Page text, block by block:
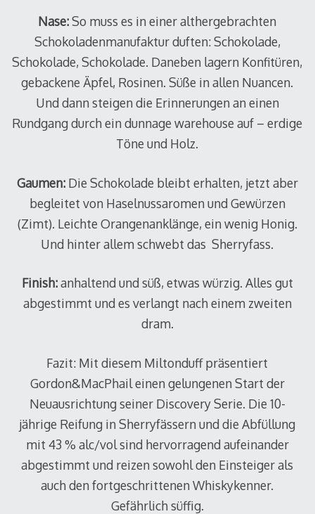
Nase:So muss es in einer althergebrachten
Schokoladenmanufaktur duften: Schokolade,
Schokolade, Schokolade. Daneben lagern Konfitüren,
gebackene Äpfel, Rosinen. Süße in allen Nuancen.
Und dann steigen die Erinnerungen an einen
Rundgang durch ein dunnage warehouse auf – erdige
Töne und Holz.
Gaumen: Die Schokolade bleibt erhalten, jetzt aber
begleitet von Haselnussaromen und Gewürzen
(Zimt). Leichte Orangenanklänge, ein wenig Honig.
Und hinter allem schwebt das Sherryfass.
Finish:anhaltend und süß, etwas würzig. Alles gut
abgestimmt und es verlangt nach einem zweiten
dram.
Fazit: Mit diesem Miltonduff präsentiert
Gordon&MacPhail einen gelungenen Start der
Neuausrichtung seiner Discovery Serie. Die 10-
jährige Reifung in Sherryfässern und die Abfüllung
mit 43 % alc/vol sind hervorragend aufeinander
abgestimmt und reizen sowohl den Einsteiger als
auch den fortgeschrittenen Whiskykenner.
Gefährlich süffig.